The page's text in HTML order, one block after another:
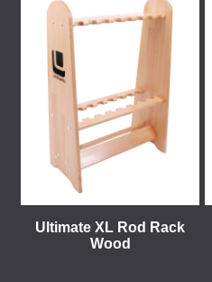
Ultimate XL Rod Rack
Wood